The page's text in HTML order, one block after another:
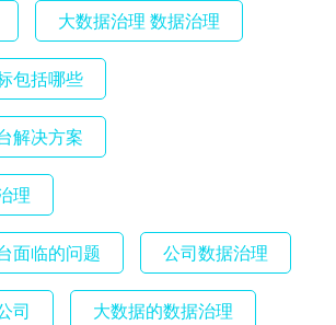
大数据治理 数据治理
包括哪些
解决方案
理
面临的问题 公司数据治理
司 大数据的数据治理